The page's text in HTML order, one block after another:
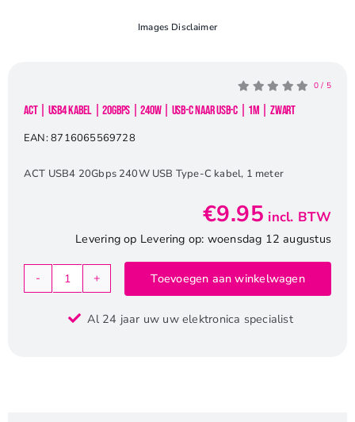
Images Disclaimer
0 / 5
ACT | USB4 Kabel | 20Gbps | 240W | USB-C naar USB-C | 1m | Zwart
EAN:8716065569728
ACT USB4 20Gbps 240W USB Type-C kabel, 1 meter
€9.95 incl. BTW
Levering op Levering op: woensdag 12 augustus
ACT
USB4
Toevoegen aan winkelwagen
Al 24 jaar uw uw elektronica specialist